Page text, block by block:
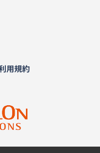
用規約